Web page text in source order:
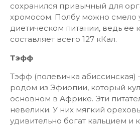
сохранился привычный для
хромосом. Полбу можно смело
диетическом питании, ведь ее
составляет всего 127 кКал.
Тэфф
Тэфф (полевичка
родом из Эфиопии, который
основном в Африке. Эти
невелики. У них мягкий
удивительно богат кальцием и